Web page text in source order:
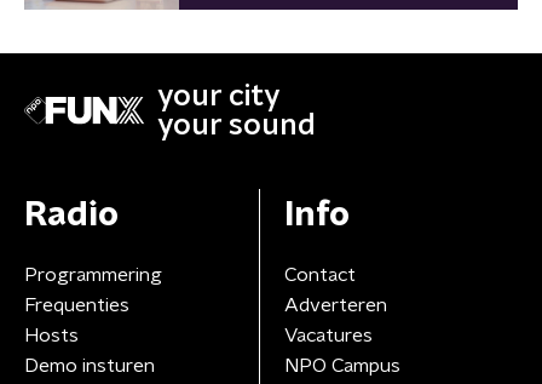
your city
your sound
Radio
Programmering
Frequenties
Hosts
Demo insturen
Info
Contact
Adverteren
Vacatures
NPO Campus